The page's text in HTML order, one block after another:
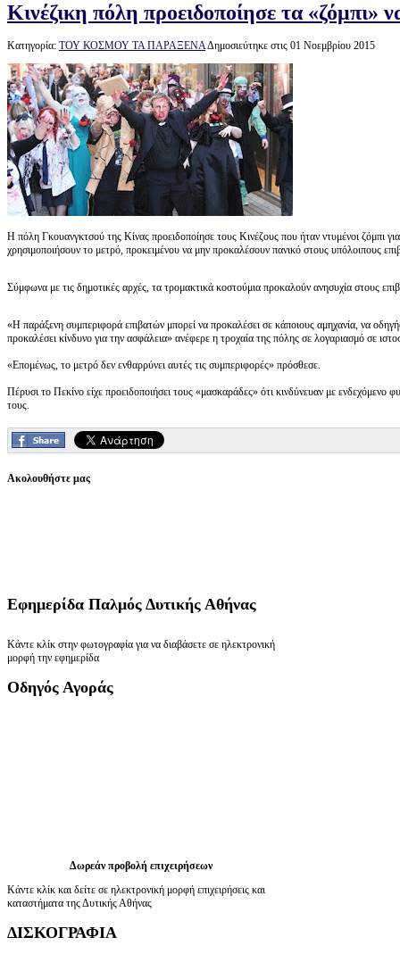
Κινέζικη πόλη προειδοποίησε τα «ζόμπι»
Κατηγορία: ΤΟΥ ΚΟΣΜΟΥ ΤΑ ΠΑΡΑΞΕΝΑΔημοσιεύτηκε στις 01 Νοεμβρίου 2015
Η πόλη Γκουανγκτσού της Κίνας προειδοποίησε τους Κινέζους που ήταν ντυμένοι ζόμπι
χρησιμοποιήσουν το μετρό, προκειμένου να μην προκαλέσουν πανικό στους υπόλοιπους
Σύμφωνα με τις δημοτικές αρχές, τα τρομακτικά κοστούμια προκαλούν ανησυχία στους
«Η παράξενη συμπεριφορά επιβατών μπορεί να προκαλέσει σε κάποιους αμηχανία, να
προκαλέσει κίνδυνο για την ασφάλεια» ανέφερε η τροχαία της πόλης σε λογαριασμό σε
«Επομένως, το μετρό δεν ενθαρρύνει αυτές τις συμπεριφορές» πρόσθεσε.
Πέρυσι το Πεκίνο είχε προειδοποιήσει τους «μασκαράδες» ότι κινδύνευαν με ενδεχόμενο
τους.
Ακολουθήστε μας
Εφημερίδα Παλμός Δυτικής Αθήνας
Κάντε κλίκ στην φωτογραφία για να διαβάσετε σε ηλεκτρονική
μορφή την εφημερίδα
Οδηγός Αγοράς
Δωρεάν προβολή επιχειρήσεων
Κάντε κλίκ και δείτε σε ηλεκτρονική μορφή επιχειρήσεις και
καταστήματα της Δυτικής Αθήνας
ΔΙΣΚΟΓΡΑΦΙΑ